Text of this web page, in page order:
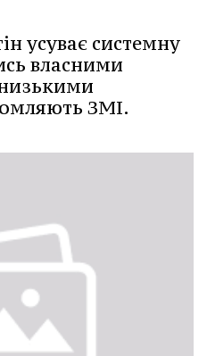
усуває системну
власними
ЗМІ.